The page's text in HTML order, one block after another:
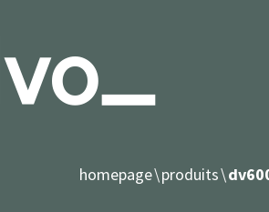
homepage produits